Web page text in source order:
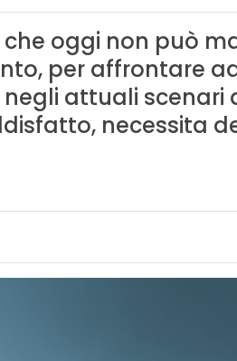
oggi non può
per affrontare
attuali scenari
necessita